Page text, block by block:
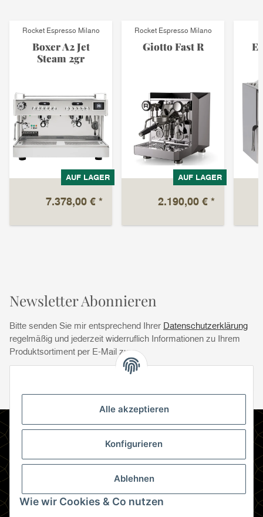
Alle akzeptieren
Konfigurieren
Ablehnen
Wie wir Cookies & Co nutzen
Rocket Espresso Milano
Boxer A2 Jet
Steam 2gr
AUF LAGER
7.378,00 € *
Rocket Espresso Milano
Giotto Fast R
AUF LAGER
2.190,00 € *
Newsletter Abonnieren
Bitte senden Sie mir entsprechend Ihrer Datenschutzerklärung
regelmäßig und jederzeit widerruflich Informationen zu Ihrem
Produktsortiment per E-Mail zu.
Newsletter Abonnieren
Gesetzliche Informationen
Zahlungsmethoden